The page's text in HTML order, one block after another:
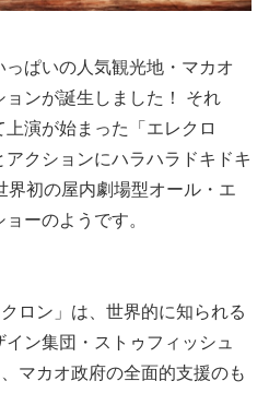
ぱいの人気観光地・マカオ
ンが誕生しました！ それ
演が始まった「エレクロ
クションにハラハラドキドキ
界初の屋内劇場型オール・エ
ーのようです。
ロン」は、世界的に知られる
ン集団・ストゥフィッシュ
マカオ政府の全面的支援のも